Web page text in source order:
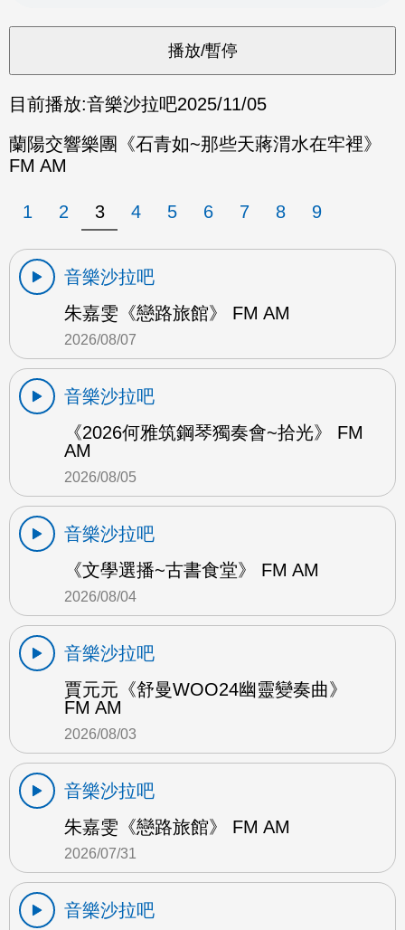
目前播放:音樂沙拉吧2025/11/05
蘭陽交響樂團《石青如~那些天蔣渭水在牢裡》
FM AM
1 2 3 4 5 6 7 8 9
音樂沙拉吧
朱嘉雯《戀路旅館》 FM AM
2026/08/07
音樂沙拉吧
《2026何雅筑鋼琴獨奏會~拾光》 FM
AM
2026/08/05
音樂沙拉吧
《文學選播~古書食堂》 FM AM
2026/08/04
音樂沙拉吧
賈元元《舒曼WOO24幽靈變奏曲》
FM AM
2026/08/03
音樂沙拉吧
朱嘉雯《戀路旅館》 FM AM
2026/07/31
音樂沙拉吧